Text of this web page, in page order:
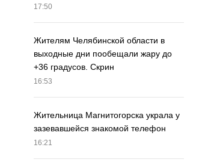
17:50
Жителям Челябинской области в
выходные дни пообещали жару до
+36 градусов. Скрин
16:53
Жительница Магнитогорска украла у
зазевавшейся знакомой телефон
16:21